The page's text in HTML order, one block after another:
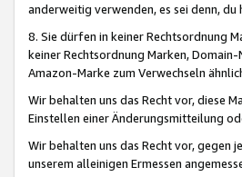
anderweitig verwenden, es sei denn,
8. Sie dürfen in keiner Rechtsordnung
keiner Rechtsordnung Marken,
Amazon-Marke zum Verwechseln
Wir behalten uns das Recht vor, diese
Einstellen einer Änderungsmitteilung
Wir behalten uns das Recht vor, gegen
unserem alleinigen Ermessen